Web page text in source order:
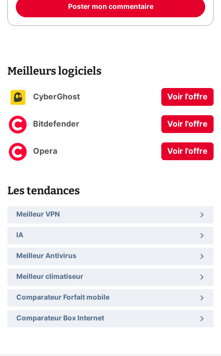
Poster mon commentaire
Meilleurs logiciels
CyberGhost Voir l'offre
Bitdefender Voir l'offre
Opera Voir l'offre
Les tendances
Meilleur VPN
IA
Meilleur Antivirus
Meilleur climatiseur
Comparateur Forfait mobile
Comparateur Box Internet